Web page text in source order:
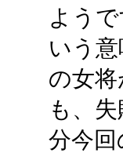
よう
いう
の女
も、
分今